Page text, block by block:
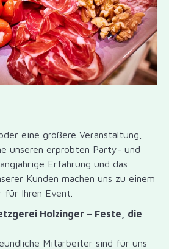
eine größere Veranstaltung,
unseren erprobten Party- und
Erfahrung und das
Kunden machen uns zu einem
Ihren Event.
Holzinger – Feste, die
Mitarbeiter sind für uns